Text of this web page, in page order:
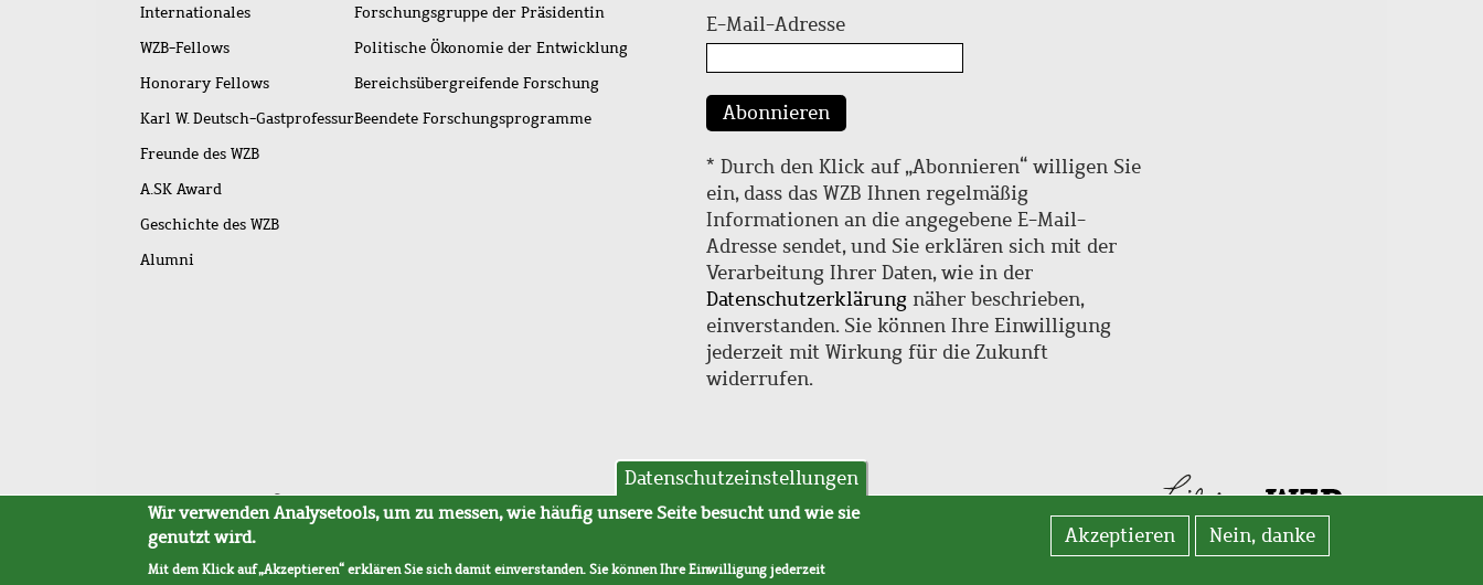
Internationales
WZB-Fellows
Honorary Fellows
Karl W. Deutsch-Gastprofessur
Freunde des WZB
A.SK Award
Geschichte des WZB
Alumni
Forschungsgruppe der Präsidentin
Politische Ökonomie der Entwicklung
Bereichsübergreifende Forschung
Beendete Forschungsprogramme
E-Mail-Adresse
Abonnieren
* Durch den Klick auf „Abonnieren“ willigen Sie
ein, dass das WZB Ihnen regelmäßig
Informationen an die angegebene E-Mail-
Adresse sendet, und Sie erklären sich mit der
Verarbeitung Ihrer Daten, wie in der
Datenschutzerklärung näher beschrieben,
einverstanden. Sie können Ihre Einwilligung
jederzeit mit Wirkung für die Zukunft
widerrufen.
Fußleistenmenü
SitemapBarrierefreiheitImpressumDatenschutzAVB
Datenschutzeinstellungen
Wir verwenden Analysetools, um zu messen, wie häufig unsere Seite besucht und wie sie
genutzt wird.
Mit dem Klick auf „Akzeptieren“ erklären Sie sich damit einverstanden. Sie können Ihre Einwilligung jederzeit
Akzeptieren Nein, danke